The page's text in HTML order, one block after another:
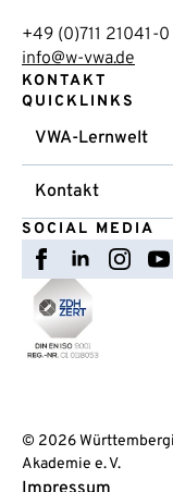
+49 (0)711 21041-0
info@w-vwa.de
KONTAKT
QUICKLINKS
VWA-Lernwelt
Kontakt
SOCIAL MEDIA
© 2026
Akademie e. V.